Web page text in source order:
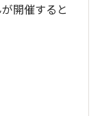
開催すると